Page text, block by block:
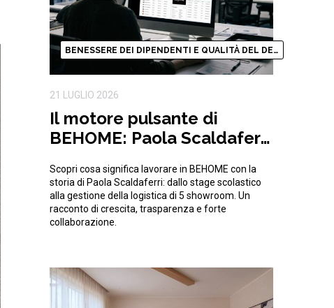
BENESSERE DEI DIPENDENTI E QUALITÀ DEL DESIGN
21 LUGLIO 2026
Il motore pulsante di
BEHOME: Paola Scaldaferri
logistica
Scopri cosa significa lavorare in BEHOME con la
storia di Paola Scaldaferri: dallo stage scolastico
alla gestione della logistica di 5 showroom. Un
racconto di crescita, trasparenza e forte
collaborazione.